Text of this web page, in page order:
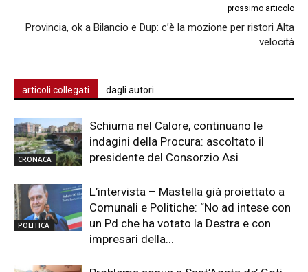
prossimo articolo
Provincia, ok a Bilancio e Dup: c’è la mozione per ristori Alta
velocità
articoli collegati dagli autori
CRONACA
Schiuma nel Calore, continuano le
indagini della Procura: ascoltato il
presidente del Consorzio Asi
POLITICA
L’intervista – Mastella già proiettato a
Comunali e Politiche: “No ad intese con
un Pd che ha votato la Destra e con
impresari della...